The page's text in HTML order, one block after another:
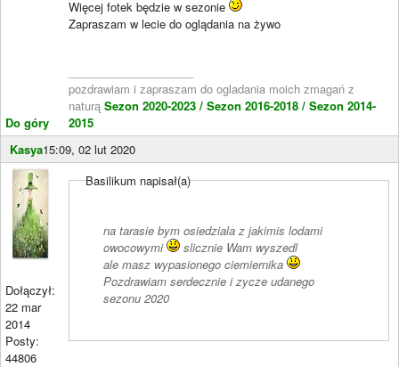
Do góry
Więcej fotek będzie w sezonie
Zapraszam w lecie do oglądania na żywo
pozdrawiam i zapraszam do ogladania moich zmagań z
naturą Sezon 2020-2023 / Sezon 2016-2018 / Sezon 2014-
2015
Kasya15:09, 02 lut 2020
Dołączył:
22 mar
2014
Posty:
44806
Basilikum napisał(a)
na tarasie bym osiedziala z jakimis lodami
owocowymi
slicznie Wam wyszedl
ale masz wypasionego ciemiernika
Pozdrawiam serdecznie i zycze udanego
sezonu 2020